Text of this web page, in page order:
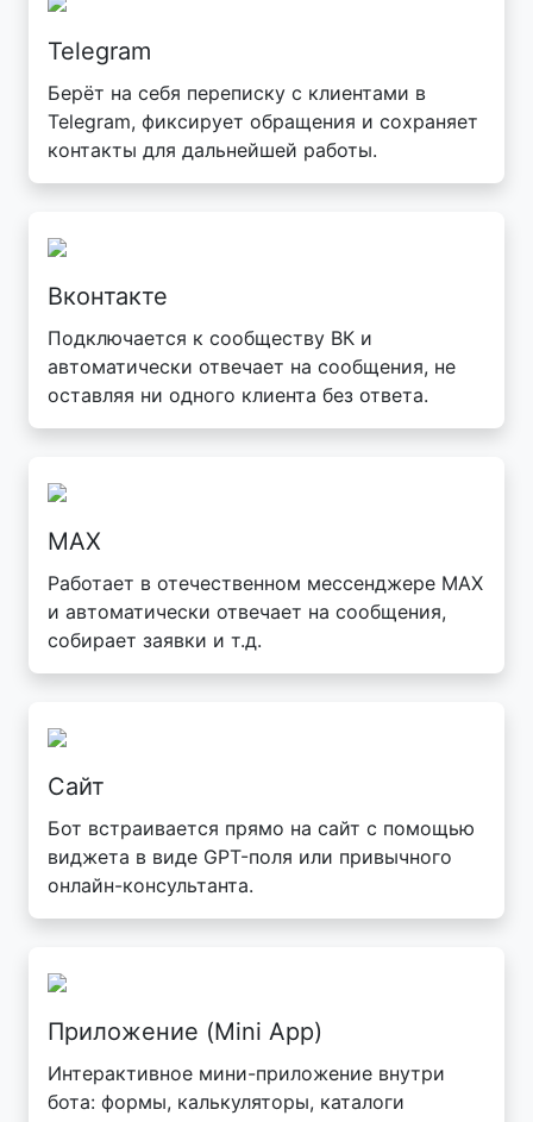
Telegram
Берёт на себя переписку с клиентами в
Telegram, фиксирует обращения и сохраняет
контакты для дальнейшей работы.
Вконтакте
Подключается к сообществу ВК и
автоматически отвечает на сообщения, не
оставляя ни одного клиента без ответа.
MAX
Работает в отечественном мессенджере MAX
и автоматически отвечает на сообщения,
собирает заявки и т.д.
Сайт
Бот встраивается прямо на сайт с помощью
виджета в виде GPT-поля или привычного
онлайн-консультанта.
Приложение (Mini App)
Интерактивное мини-приложение внутри
бота: формы, калькуляторы, каталоги